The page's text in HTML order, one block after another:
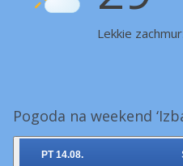
Lekkie
Pogoda na weekend
PT 14.08.